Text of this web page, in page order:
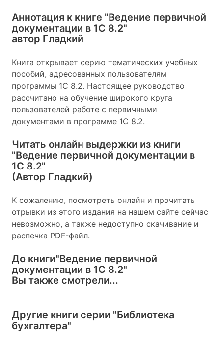
Аннотация к книге "Ведение первичной
документации в 1С 8.2"
автор Гладкий
Книга открывает серию тематических учебных
пособий, адресованных пользователям
программы 1С 8.2. Настоящее руководство
рассчитано на обучение широкого круга
пользователей работе с первичными
документами в программе 1С 8.2.
Читать онлайн выдержки из книги
"Ведение первичной документации в
1С 8.2"
(Автор Гладкий)
К сожалению, посмотреть онлайн и прочитать
отрывки из этого издания на нашем сайте сейчас
невозможно, а также недоступно скачивание и
распечка PDF-файл.
До книги"Ведение первичной
документации в 1С 8.2"
Вы также смотрели...
Другие книги серии "Библиотека
бухгалтера"